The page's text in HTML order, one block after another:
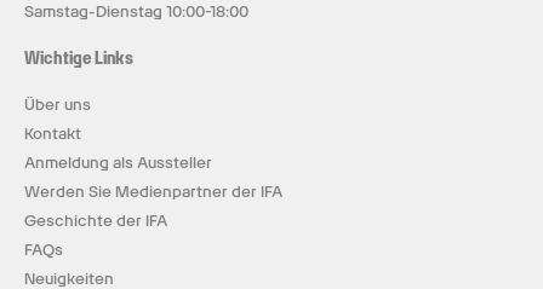
Samstag-Dienstag 10:00-18:00
Wichtige Links
Über uns
Kontakt
Anmeldung als Aussteller
Werden Sie Medienpartner der IFA
Geschichte der IFA
FAQs
Neuigkeiten